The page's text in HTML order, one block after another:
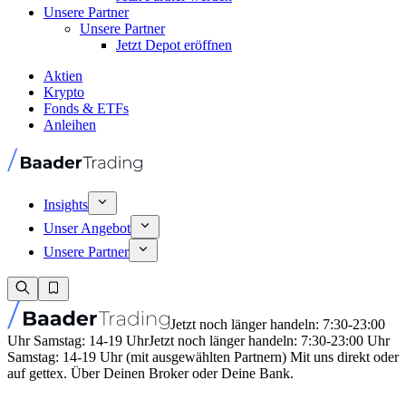
Unsere Partner
Unsere Partner
Jetzt Depot eröffnen
Aktien
Krypto
Fonds & ETFs
Anleihen
Insights
Unser Angebot
Unsere Partner
Jetzt noch länger handeln: 7:30-23:00
Uhr Samstag: 14-19 UhrJetzt noch länger handeln: 7:30-23:00 Uhr
Samstag: 14-19 Uhr (mit ausgewählten Partnern) Mit uns direkt oder
auf gettex. Über Deinen Broker oder Deine Bank.